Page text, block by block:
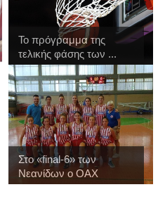
Το πρόγραμμα της
τελικής φάσης των ...
Στο «final-6» των
Νεανίδων ο ΟΑΧ